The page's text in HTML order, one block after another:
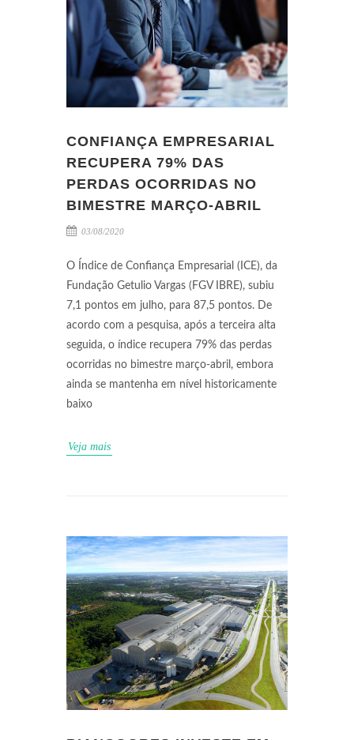
CONFIANÇA EMPRESARIAL
RECUPERA 79% DAS
PERDAS OCORRIDAS NO
BIMESTRE MARÇO-ABRIL
03/08/2020
O Índice de Confiança Empresarial (ICE), da
Fundação Getulio Vargas (FGV IBRE), subiu
7,1 pontos em julho, para 87,5 pontos. De
acordo com a pesquisa, após a terceira alta
seguida, o índice recupera 79% das perdas
ocorridas no bimestre março-abril, embora
ainda se mantenha em nível historicamente
baixo
Veja mais